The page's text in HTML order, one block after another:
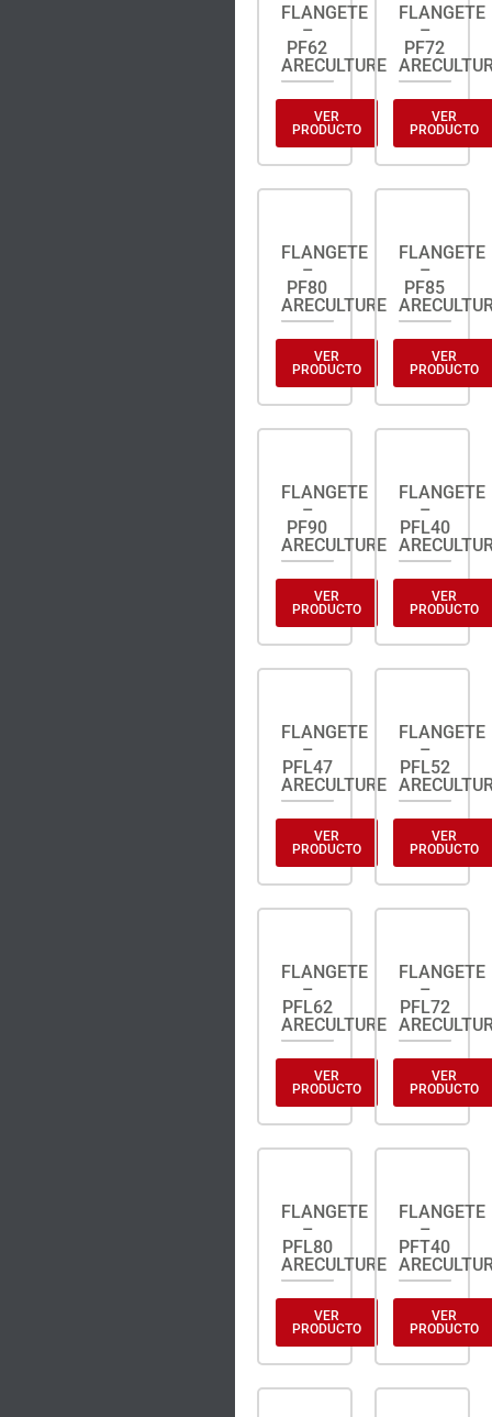
FLANGETE
–
PF62
ARECULTURE
VER
PRODUCTO
FLANGETE
–
PF72
VER
PRODUCTO
FLANGETE
–
PF80
ARECULTURE
VER
PRODUCTO
FLANGETE
–
PF85
VER
PRODUCTO
FLANGETE
–
PF90
ARECULTURE
VER
PRODUCTO
FLANGETE
–
PFL40
VER
PRODUCTO
FLANGETE
–
PFL47
ARECULTURE
VER
PRODUCTO
FLANGETE
–
PFL52
VER
PRODUCTO
FLANGETE
–
PFL62
ARECULTURE
VER
PRODUCTO
FLANGETE
–
PFL72
VER
PRODUCTO
FLANGETE
–
PFL80
ARECULTURE
VER
PRODUCTO
FLANGETE
–
PFT40
VER
PRODUCTO